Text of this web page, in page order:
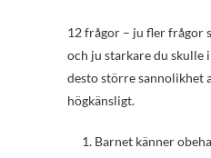
12 frågor – ju fler frågor
och ju starkare du skulle
desto större sannolikhet
högkänsligt.
Barnet känner